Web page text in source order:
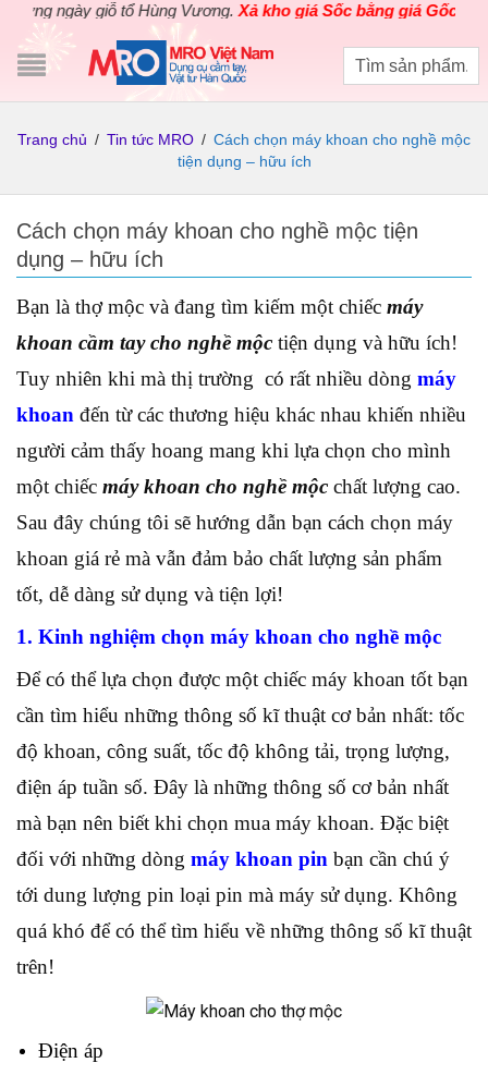
ngày giỗ tổ Hùng Vương.Xả kho giá Sốc bằng giá Gốccho các
Trang chủ / Tin tức MRO / Cách chọn máy khoan cho nghề mộc
tiện dụng – hữu ích
Cách chọn máy khoan cho nghề mộc tiện
dụng – hữu ích
Bạn là thợ mộc và đang tìm kiếm một chiếc máy
khoan cầm tay cho nghề mộc tiện dụng và hữu ích!
Tuy nhiên khi mà thị trường có rất nhiều dòng máy
khoan đến từ các thương hiệu khác nhau khiến nhiều
người cảm thấy hoang mang khi lựa chọn cho mình
một chiếc máy khoan cho nghề mộc chất lượng cao.
Sau đây chúng tôi sẽ hướng dẫn bạn cách chọn máy
khoan giá rẻ mà vẫn đảm bảo chất lượng sản phẩm
tốt, dễ dàng sử dụng và tiện lợi!
1. Kinh nghiệm chọn máy khoan cho nghề mộc
Để có thể lựa chọn được một chiếc máy khoan tốt bạn
cần tìm hiểu những thông số kĩ thuật cơ bản nhất: tốc
độ khoan, công suất, tốc độ không tải, trọng lượng,
điện áp tuần số. Đây là những thông số cơ bản nhất
mà bạn nên biết khi chọn mua máy khoan. Đặc biệt
đối với những dòng máy khoan pin bạn cần chú ý
tới dung lượng pin loại pin mà máy sử dụng. Không
quá khó để có thể tìm hiểu về những thông số kĩ thuật
trên!
Điện áp